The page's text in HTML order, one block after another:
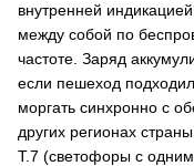
внутренней
между собой по
частоте. Заряд
если пешеход
моргать синхронно с
других регионах
Т.7 (светофоры с